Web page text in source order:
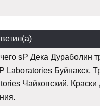
sP Дека Дураболин
Laboratories Буйнакск,
Чайковский. Краски